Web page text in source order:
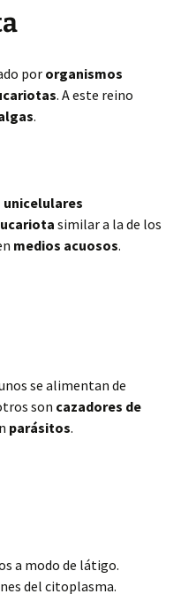
por organismos
. A este reino
.
similar a la de los
medios acuosos.
se alimentan de
son cazadores de
parásitos.
a modo de látigo.
del citoplasma.